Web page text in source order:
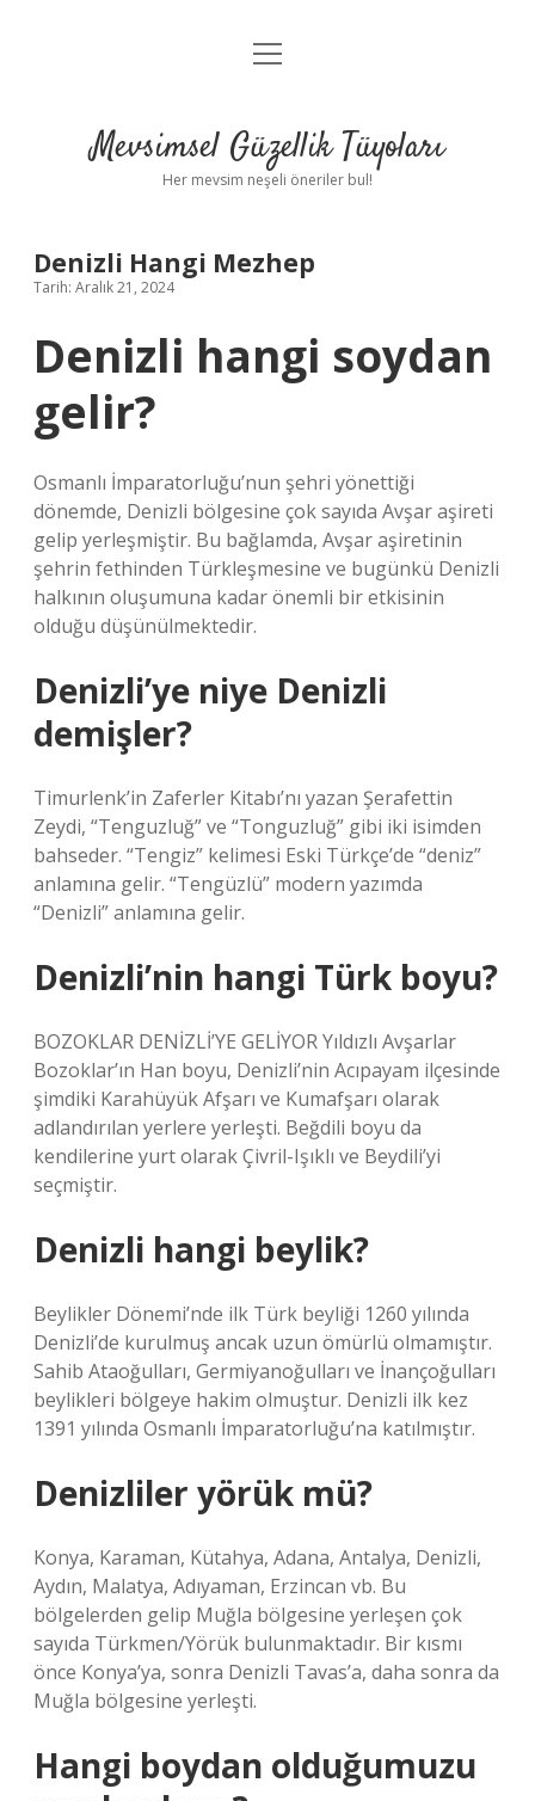
Anasayfa
Yasal Uyarı
menüyü
Mevsimsel Güzellik Tüyoları
Her mevsim neşeli öneriler bul!
Denizli Hangi Mezhep
Tarih: Aralık 21, 2024
Denizli hangi soydan
gelir?
Osmanlı İmparatorluğu’nun şehri yönettiği
dönemde, Denizli bölgesine çok sayıda Avşar aşireti
gelip yerleşmiştir. Bu bağlamda, Avşar aşiretinin
şehrin fethinden Türkleşmesine ve bugünkü Denizli
halkının oluşumuna kadar önemli bir etkisinin
olduğu düşünülmektedir.
Denizli’ye niye Denizli
demişler?
Timurlenk’in Zaferler Kitabı’nı yazan Şerafettin
Zeydi, “Tenguzluğ” ve “Tonguzluğ” gibi iki isimden
bahseder. “Tengiz” kelimesi Eski Türkçe’de “deniz”
anlamına gelir. “Tengüzlü” modern yazımda
“Denizli” anlamına gelir.
Denizli’nin hangi Türk boyu?
BOZOKLAR DENİZLİ’YE GELİYOR Yıldızlı Avşarlar
Bozoklar’ın Han boyu, Denizli’nin Acıpayam ilçesinde
şimdiki Karahüyük Afşarı ve Kumafşarı olarak
adlandırılan yerlere yerleşti. Beğdili boyu da
kendilerine yurt olarak Çivril-Işıklı ve Beydili’yi
seçmiştir.
Denizli hangi beylik?
Beylikler Dönemi’nde ilk Türk beyliği 1260 yılında
Denizli’de kurulmuş ancak uzun ömürlü olmamıştır.
Sahib Ataoğulları, Germiyanoğulları ve İnançoğulları
beylikleri bölgeye hakim olmuştur. Denizli ilk kez
1391 yılında Osmanlı İmparatorluğu’na katılmıştır.
Denizliler yörük mü?
Konya, Karaman, Kütahya, Adana, Antalya, Denizli,
Aydın, Malatya, Adıyaman, Erzincan vb. Bu
bölgelerden gelip Muğla bölgesine yerleşen çok
sayıda Türkmen/Yörük bulunmaktadır. Bir kısmı
önce Konya’ya, sonra Denizli Tavas’a, daha sonra da
Muğla bölgesine yerleşti.
Hangi boydan olduğumuzu